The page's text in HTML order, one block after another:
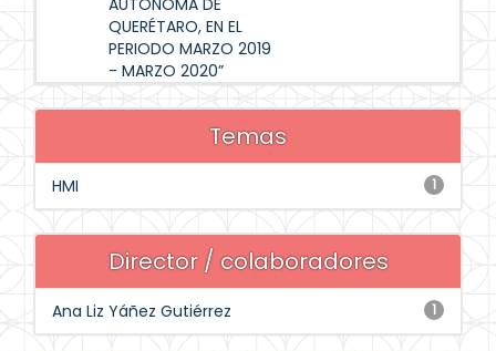
AUTÓNOMA DE
QUERÉTARO, EN EL
PERIODO MARZO 2019
- MARZO 2020”
Temas
1
HMI
Director / colaboradores
1
Ana Liz Yáñez Gutiérrez